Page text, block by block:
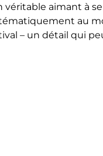
aimant à
au
– un détail qui